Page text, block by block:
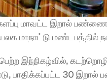
மாவட்ட இறால்
மாநாட்டு மண்டபத்தில்
இந்நிகழ்வில்,
பாதிக்கப்பட்ட 30